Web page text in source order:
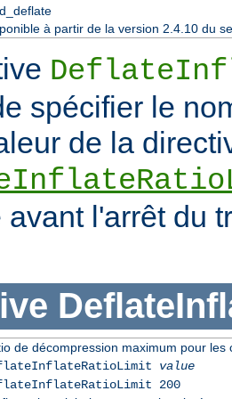
à partir de la version 2.4.10 du
spécifier le
de la
avant l'arrêt du
de décompression maximum pour les
value
200